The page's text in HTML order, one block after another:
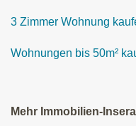
3 Zimmer Wohnung
Wohnungen bis 50m²
Mehr Immobilien-